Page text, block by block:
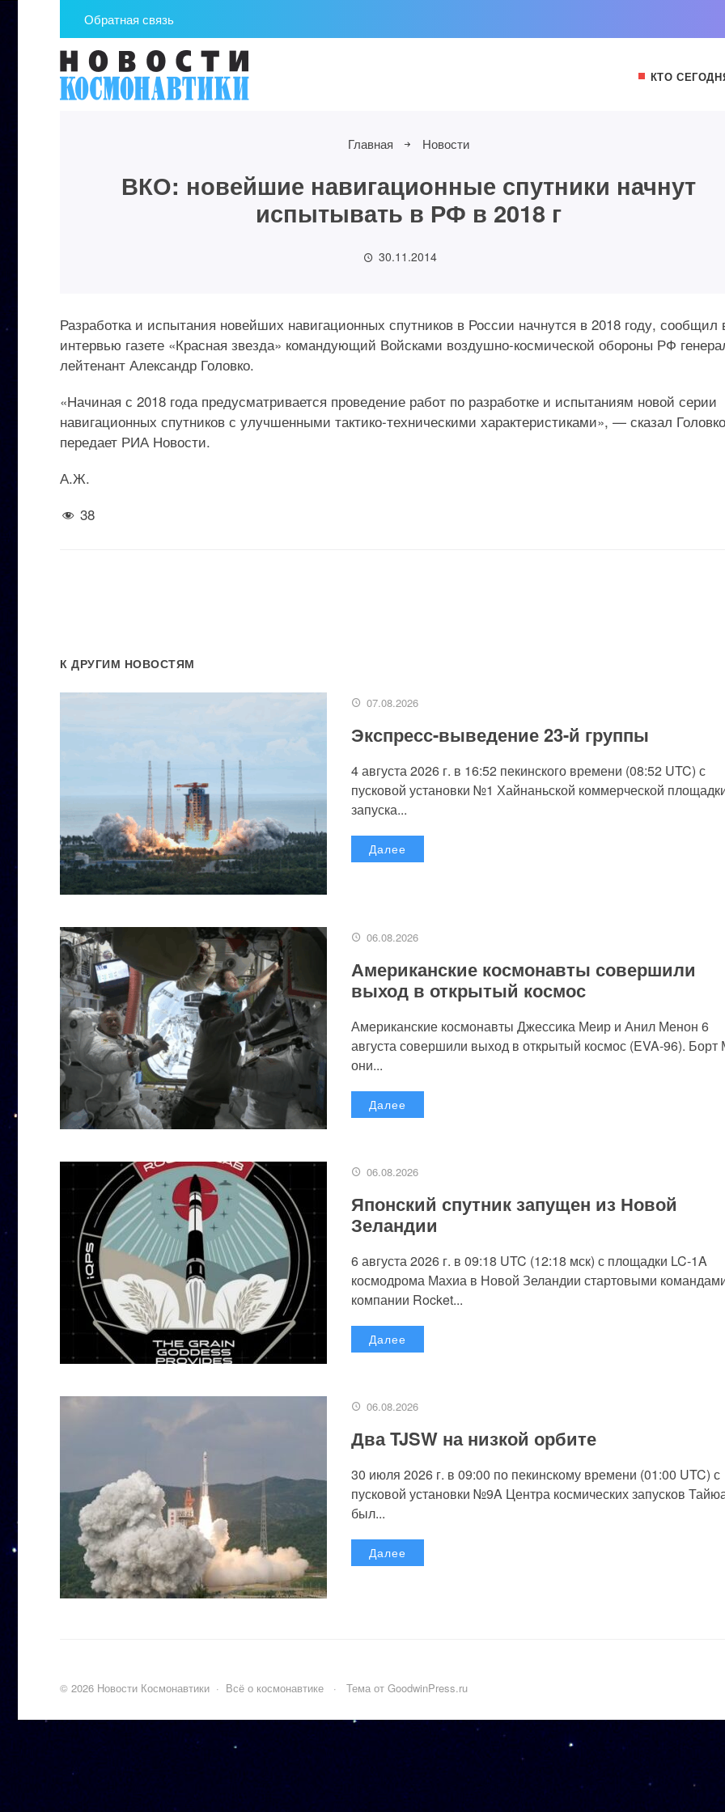
Обратная связь
КТО
Главная Новости
ВКО: новейшие навигационные спутники начнут
испытывать в РФ в 2018 г
30.11.2014
Разработка и испытания новейших навигационных спутников в России начнутся в 2018 году, сообщил
интервью газете «Красная звезда» командующий Войсками воздушно-космической обороны РФ
лейтенант Александр Головко.
«Начиная с 2018 года предусматривается проведение работ по разработке и испытаниям новой серии
навигационных спутников с улучшенными тактико-техническими характеристиками», — сказал
передает РИА Новости.
А.Ж.
38
К ДРУГИМ НОВОСТЯМ
07.08.2026
Экспресс-выведение 23-й группы
4 августа 2026 г. в 16:52 пекинского времени (08:52 UTC) с
пусковой установки №1 Хайнаньской коммерческой
запуска...
Далее
06.08.2026
Американские космонавты совершили
выход в открытый космос
Американские космонавты Джессика Меир и Анил Менон 6
августа совершили выход в открытый космос (EVA-96).
они...
Далее
06.08.2026
Японский спутник запущен из Новой
Зеландии
6 августа 2026 г. в 09:18 UTC (12:18 мск) с площадки LC-1A
космодрома Махиа в Новой Зеландии стартовыми
компании Rocket...
Далее
06.08.2026
Два TJSW на низкой орбите
30 июля 2026 г. в 09:00 по пекинскому времени (01:00 UTC) с
пусковой установки №9A Центра космических запусков
был...
Далее
© 2026 Новости Космонавтики · Всё о космонавтике · Тема от GoodwinPress.ru